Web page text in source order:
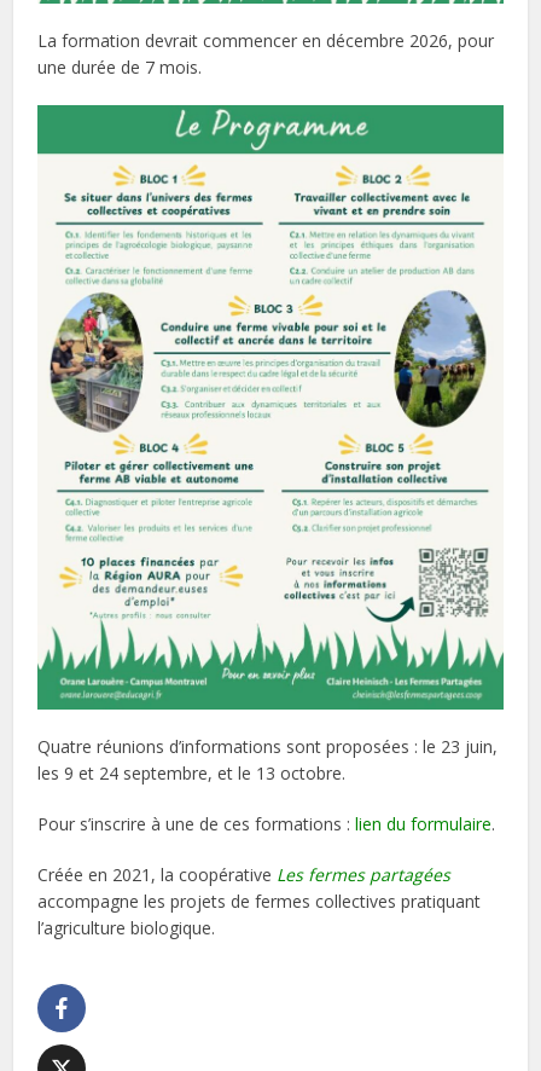
La formation devrait commencer en décembre 2026, pour
une durée de 7 mois.
Quatre réunions d’informations sont proposées : le 23 juin,
les 9 et 24 septembre, et le 13 octobre.
Pour s’inscrire à une de ces formations :lien du formulaire.
Créée en 2021, la coopérative Les fermes partagées
accompagne les projets de fermes collectives pratiquant
l’agriculture biologique.